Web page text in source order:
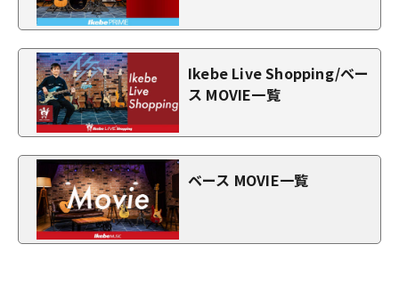
Ikebe Live Shopping/ベー
ス MOVIE一覧
ベース MOVIE一覧